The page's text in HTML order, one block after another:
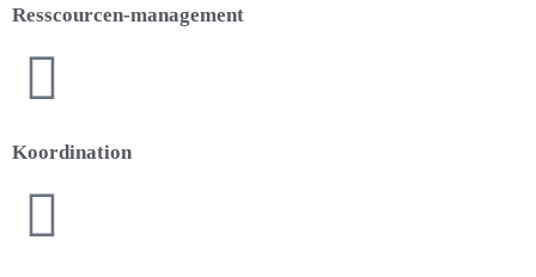
Resscourcen-management
Koordination